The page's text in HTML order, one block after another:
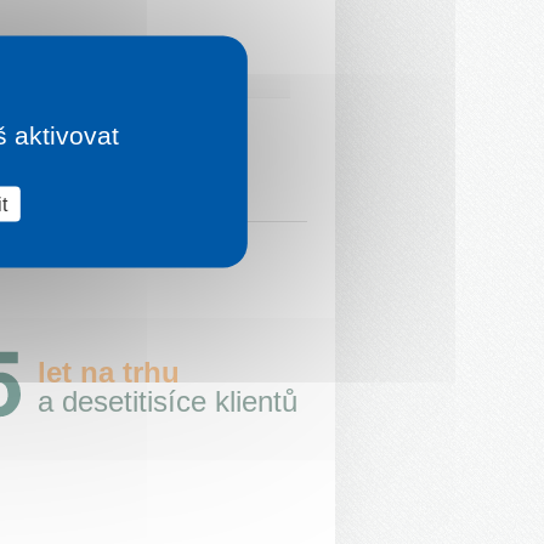
let na trhu
a desetitisíce klientů
aktivovat